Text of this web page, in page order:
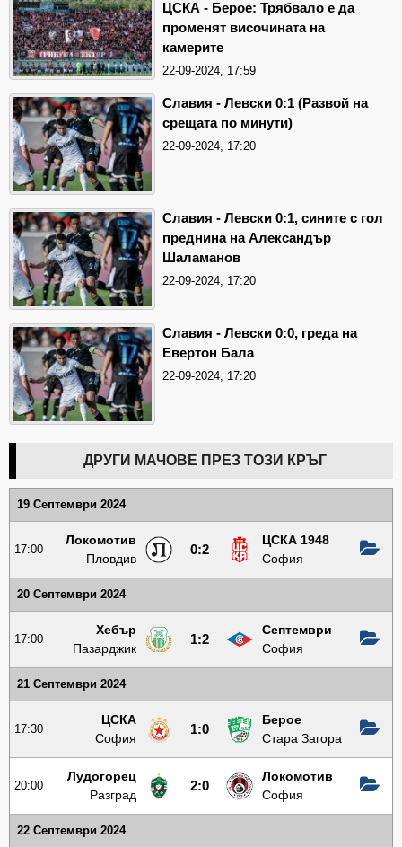
ЦСКА - Берое: Трябвало е да
променят височината на
камерите
22-09-2024, 17:59
Славия - Левски 0:1 (Развой на
срещата по минути)
22-09-2024, 17:20
Славия - Левски 0:1, сините с гол
преднина на Александър
Шаламанов
22-09-2024, 17:20
Славия - Левски 0:0, греда на
Евертон Бала
22-09-2024, 17:20
ДРУГИ МАЧОВЕ ПРЕЗ ТОЗИ КРЪГ
19 Септември 2024
17:00
Локомотив
Пловдив
0:2
ЦСКА 1948
София
20 Септември 2024
17:00
Хебър
Пазарджик
1:2
Септември
София
21 Септември 2024
17:30
ЦСКА
София
1:0
Берое
Стара Загора
20:00
Лудогорец
Разград
2:0
Локомотив
София
22 Септември 2024